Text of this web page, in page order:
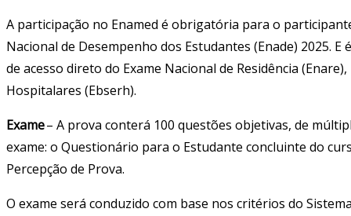
A participação no Enamed é obrigatória para o
Nacional de Desempenho dos Estudantes (Enade) 2025.
de acesso direto do Exame Nacional de Residência
Hospitalares (Ebserh).
Exame– A prova conterá 100 questões objetivas, de
exame: o Questionário para o Estudante concluinte do
Percepção de Prova.
O exame será conduzido com base nos critérios do